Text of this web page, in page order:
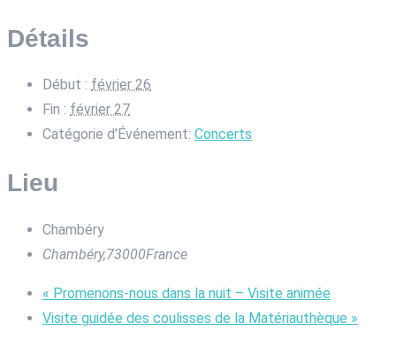
Détails
Début : février 26
Fin : février 27
Catégorie d’Événement: Concerts
Lieu
Chambéry
Chambéry,73000France
« Promenons-nous dans la nuit – Visite animée
Visite guidée des coulisses de la Matériauthèque »